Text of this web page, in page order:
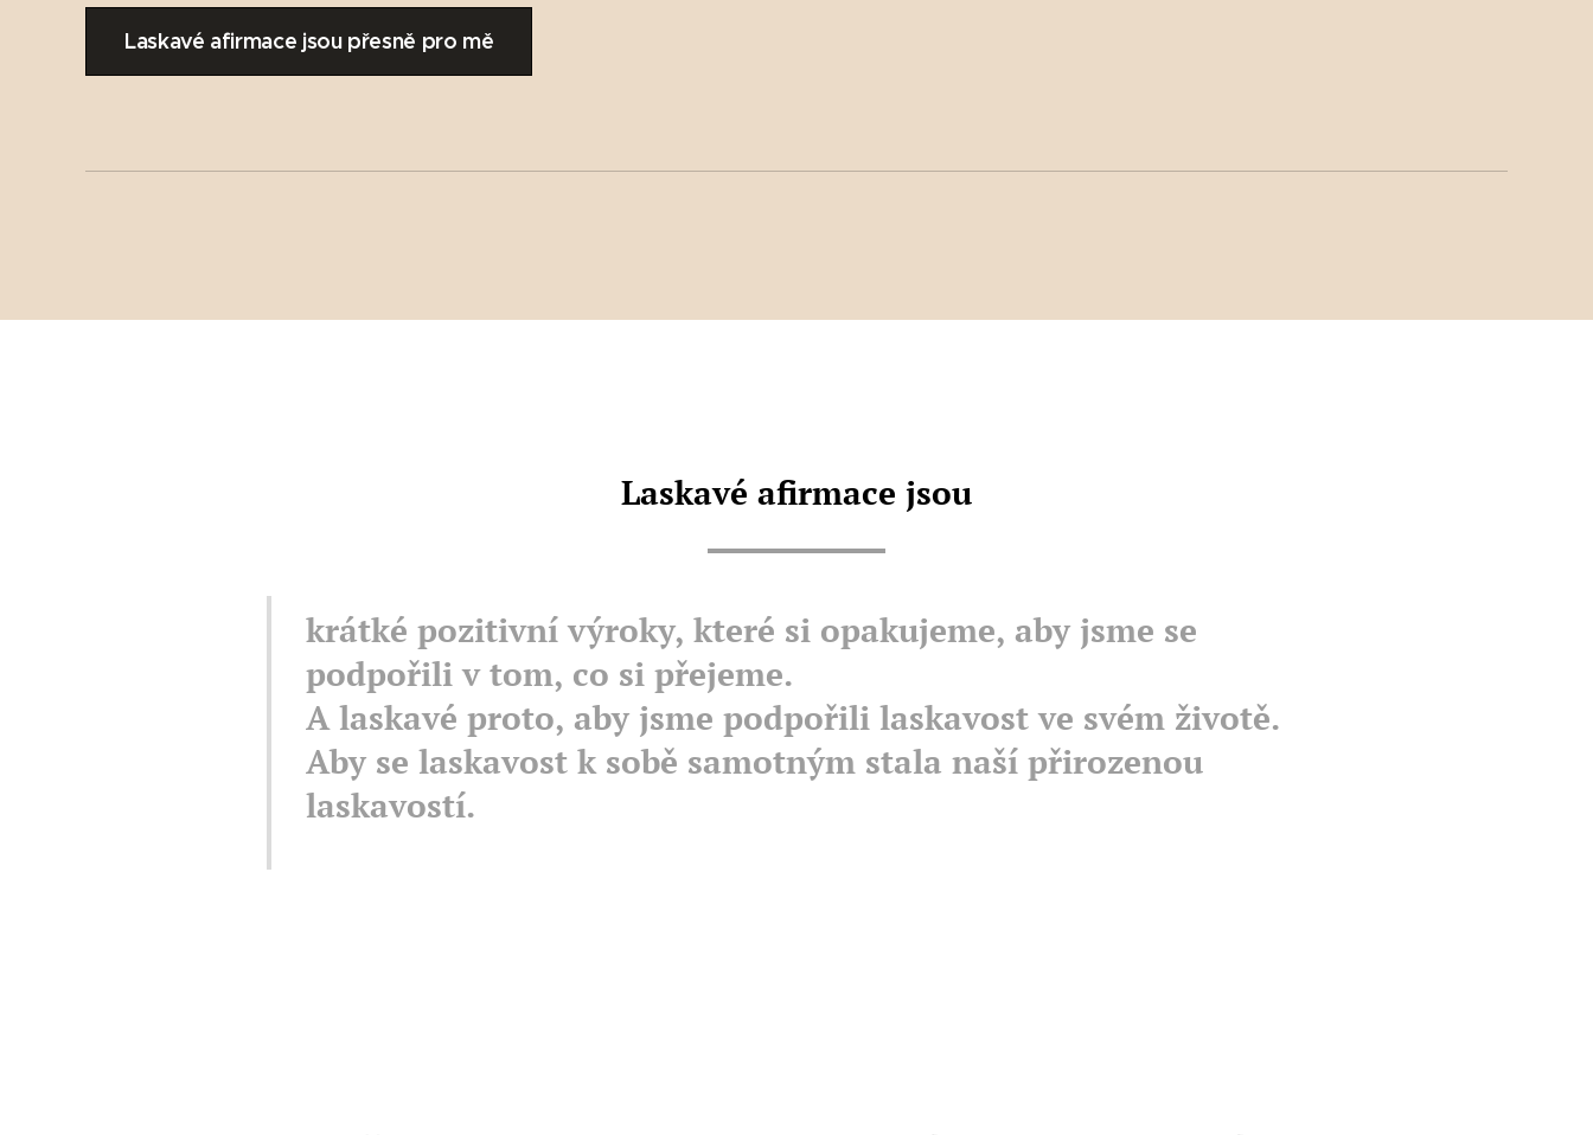
Laskavé afirmace jsou přesně pro mě
Laskavé afirmace jsou
krátké pozitivní výroky, které si opakujeme, aby jsme se
podpořili v tom, co si přejeme.
A laskavé proto, aby jsme podpořili laskavost ve svém životě.
Aby se laskavost k sobě samotným stala naší přirozenou
laskavostí.